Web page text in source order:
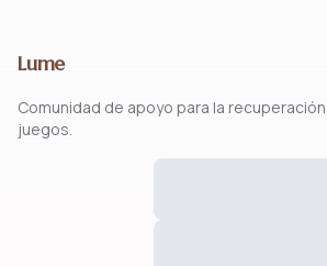
Lume
Comunidad de apoyo para la
juegos.